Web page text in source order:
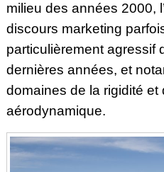
milieu des années 2000,
discours marketing
particulièrement agressif
dernières années, et
domaines de la rigidité et
aérodynamique.